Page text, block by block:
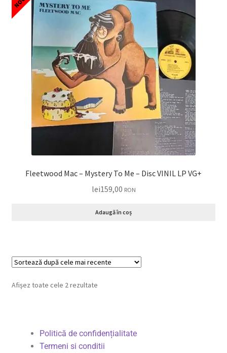
Fleetwood Mac – Mystery To Me – Disc VINIL LP VG+
lei159,00 RON
Adaugă în coș
Afișez toate cele 2 rezultate
Politică de confidențialitate
Termeni si conditii